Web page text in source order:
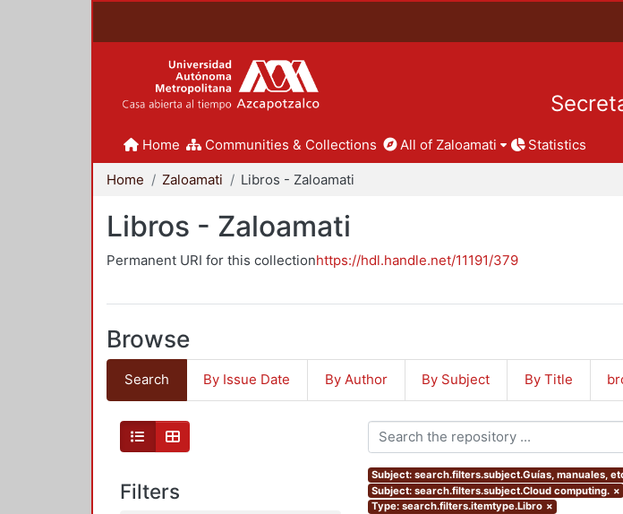
Home Communities & Collections All of Zaloamati Statistics
Home Zaloamati Libros - Zaloamati
Libros - Zaloamati
Permanent URI for this collectionhttps://hdl.handle.net/11191/379
Browse
Search By Issue Date By Author By Subject By Title
Filters
Subject: search.filters.subject.Guías, manuales,
Subject: search.filters.subject.Cloud computing. ×
Type: search.filters.itemtype.Libro ×